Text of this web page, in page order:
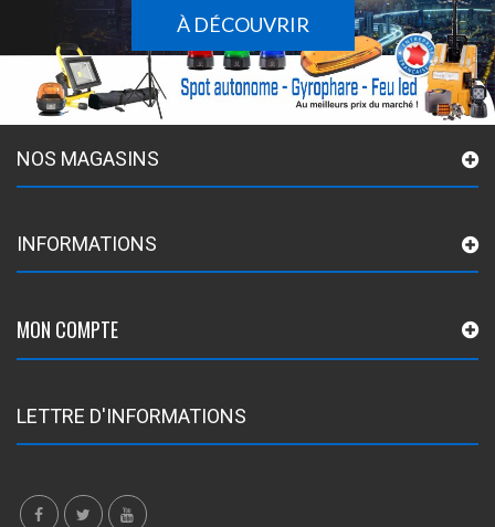
À DÉCOUVRIR
NOS MAGASINS
INFORMATIONS
MON COMPTE
LETTRE D'INFORMATIONS